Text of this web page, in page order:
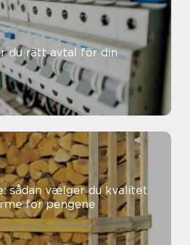
sådan vælger du kvalitet
for pengene